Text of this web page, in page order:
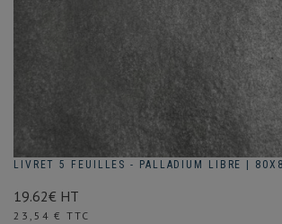
LIVRET 5 FEUILLES - PALLADIUM LIBRE |
19.62€ HT
Prix
23,54 € TTC